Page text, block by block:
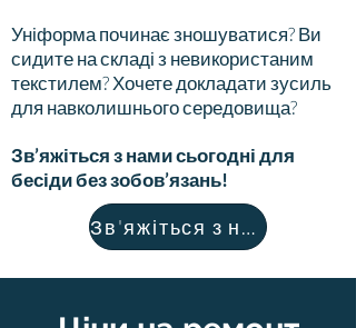
Уніформа починає зношуватися? Ви
сидите на складі з невикористаним
текстилем? Хочете докладати зусиль
для навколишнього середовища?
Зв’яжіться з нами сьогодні для
бесіди без зобов’язань!
Зв'яжіться з нами!